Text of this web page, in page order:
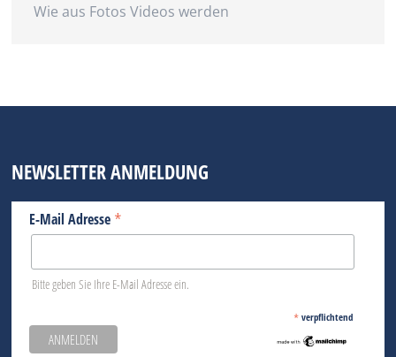
Wie aus Fotos Videos werden
NEWSLETTER ANMELDUNG
E-Mail Adresse *
Bitte geben Sie Ihre E-Mail Adresse ein.
* verpflichtend